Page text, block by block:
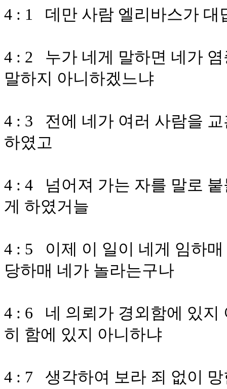
4 : 1 데만 사람 엘리바스가 대
4 : 2 누가 네게 말하면 네가
말하지 아니하겠느냐
4 : 3 전에 네가 여러 사람을
하였고
4 : 4 넘어져 가는 자를 말로
게 하였거늘
4 : 5 이제 이 일이 네게 임하
당하매 네가 놀라는구나
4 : 6 네 의뢰가 경외함에 있지
히 함에 있지 아니하냐
4 : 7 생각하여 보라 죄 없이